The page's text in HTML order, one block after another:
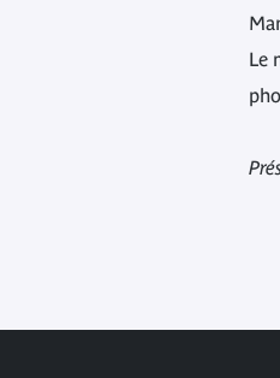
Le